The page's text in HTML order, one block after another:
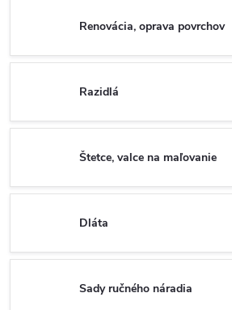
Renovácia, oprava povrchov
Razidlá
Štetce, valce na maľovanie
Dláta
Sady ručného náradia